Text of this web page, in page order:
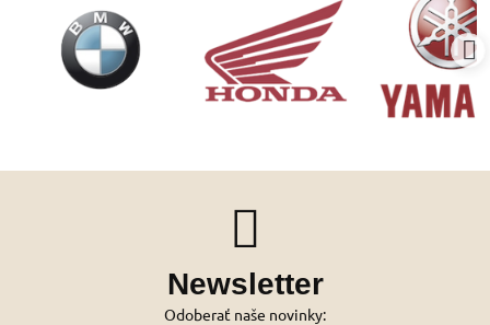
Newsletter
Odoberať naše novinky: